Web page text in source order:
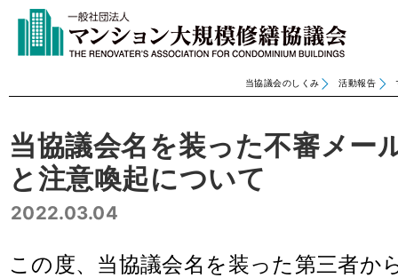
当協議会のしくみ 活動報告
当協議会名を装った不審メー
と注意喚起について
2022.03.04
この度、当協議会名を装った第三者か